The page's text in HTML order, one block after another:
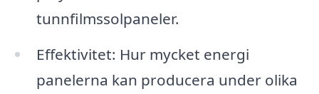
tunnfilmssolpaneler.
Effektivitet: Hur mycket energi
panelerna kan producera under olika